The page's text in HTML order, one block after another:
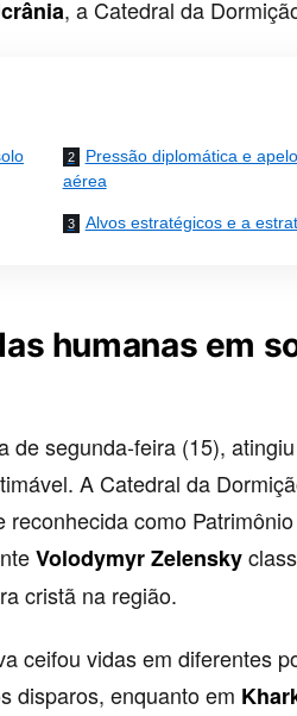
, a Catedral da
Pressão diplomática e
aérea
Alvos estratégicos e a
humanas em
de segunda-feira (15),
A Catedral da
como
Volodymyr Zelensky
cristã na região.
ceifou vidas em diferentes
disparos, enquanto em